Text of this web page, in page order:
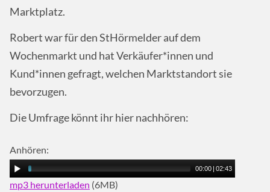
Marktplatz.
Robert war für den StHörmelder auf dem
Wochenmarkt und hat Verkäufer*innen und
Kund*innen gefragt, welchen Marktstandort sie
bevorzugen.
Die Umfrage könnt ihr hier nachhören:
Anhören:
00:00 02:43
mp3 herunterladen (6MB)